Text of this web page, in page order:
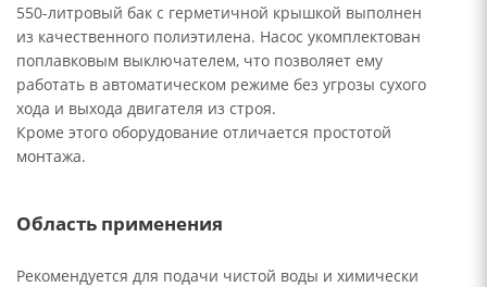
550-литровый бак с герметичной крышкой выполнен
из качественного полиэтилена. Насос укомплектован
поплавковым выключателем, что позволяет ему
работать в автоматическом режиме без угрозы сухого
хода и выхода двигателя из строя.
Кроме этого оборудование отличается простотой
монтажа.
Область применения
Рекомендуется для подачи чистой воды и химически